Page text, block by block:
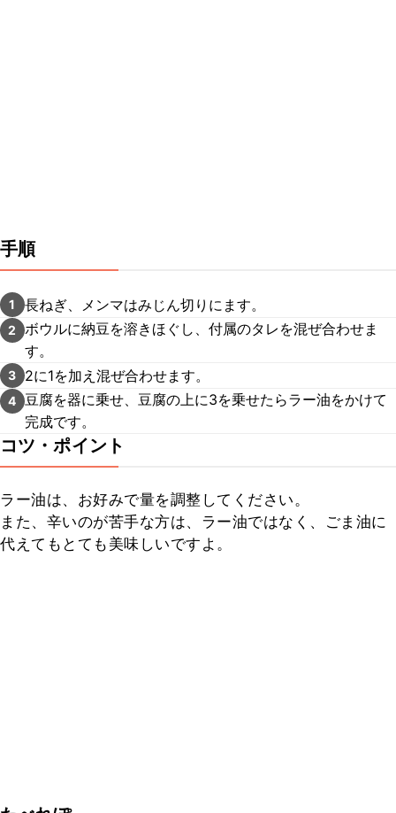
手順
1 長ねぎ、メンマはみじん切りにます。
2
ボウルに納豆を溶きほぐし、付属のタレを混ぜ合わせま
す。
3 2に1を加え混ぜ合わせます。
4 豆腐を器に乗せ、豆腐の上に3を乗せたらラー油をかけて
完成です。
コツ・ポイント
ラー油は、お好みで量を調整してください。
また、辛いのが苦手な方は、ラー油ではなく、ごま油に
代えてもとても美味しいですよ。